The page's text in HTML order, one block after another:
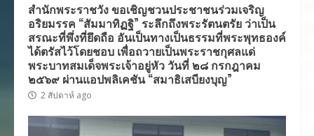
สำนักพระราชวัง ขอเชิญชวนประชาชนร่วมเจริญ
อริยมรรค “สัมมาทิฏฐิ” ระลึกถึงพระรัตนตรัย ว่าเป็น
สรณะที่พึ่งที่ยึดถือ อันเป็นทางเป็นธรรมที่พระพุทธองค์
ได้ตรัสไว้โดยชอบ เพื่อถวายเป็นพระราชกุศลแด่
พระบาทสมเด็จพระเจ้าอยู่หัว วันที่ ๒๘ กรกฎาคม
๒๕๖๙ ผ่านแอปพลิเคชัน “สมาธิเสบียงบุญ”
2 สัปดาห์ ago